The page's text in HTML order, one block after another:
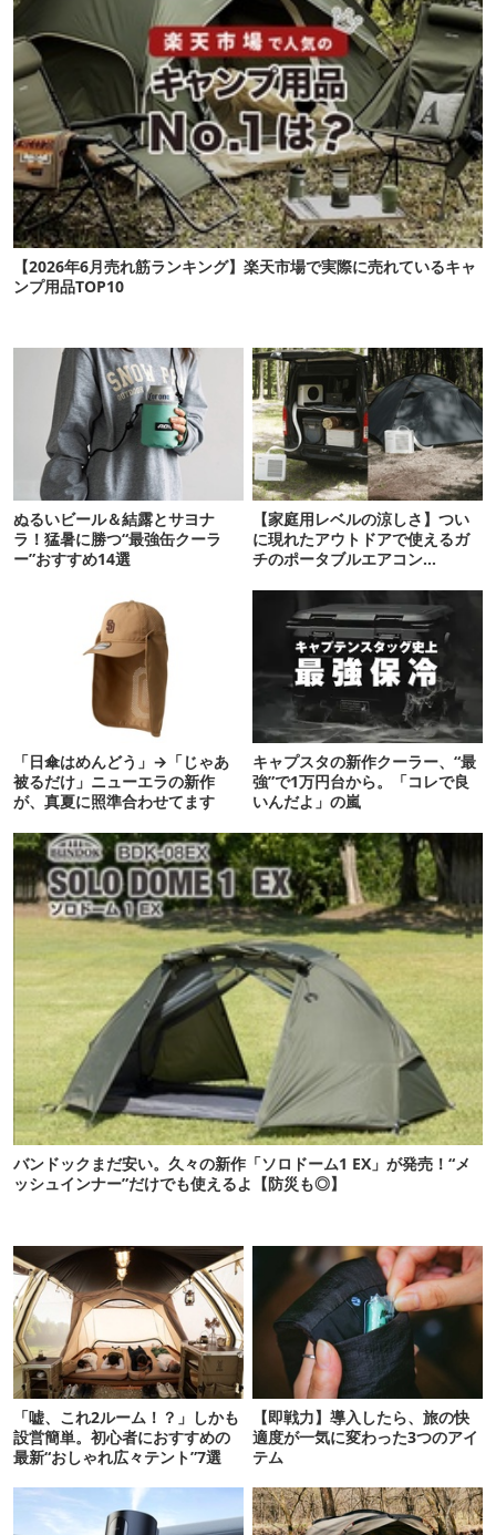
【2026年6月売れ筋ランキング】楽天市場で実際に売れているキャ
ンプ用品TOP10
ぬるいビール＆結露とサヨナ
ラ！猛暑に勝つ“最強缶クーラ
ー”おすすめ14選
【家庭用レベルの涼しさ】つい
に現れたアウトドアで使えるガ
チのポータブルエアコン
「日傘はめんどう」→「じゃあ
被るだけ」ニューエラの新作
が、真夏に照準合わせてます
キャプスタの新作クーラー、“最
強”で1万円台から。「コレで良
いんだよ」の嵐
バンドックまだ安い。久々の新作「ソロドーム1 EX」が発売！“メ
ッシュインナー”だけでも使えるよ【防災も◎】
「嘘、これ2ルーム！？」しかも
設営簡単。初心者におすすめの
最新“おしゃれ広々テント”7選
【即戦力】導入したら、旅の快
適度が一気に変わった3つのアイ
テム